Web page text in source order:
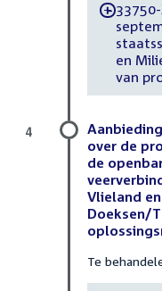
-
en
van
over de
de
Vlieland
Doeksen/
Te
4